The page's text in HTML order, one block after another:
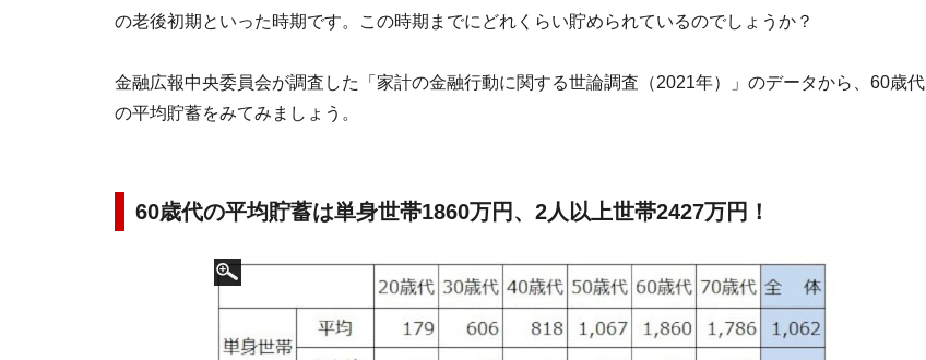
の老後初期といった時期です。この時期までにどれくらい貯められているのでしょうか？
金融広報中央委員会が調査した「家計の金融行動に関する世論調査（2021年）」のデータから、60歳代
の平均貯蓄をみてみましょう。
60歳代の平均貯蓄は単身世帯1860万円、2人以上世帯2427万円！